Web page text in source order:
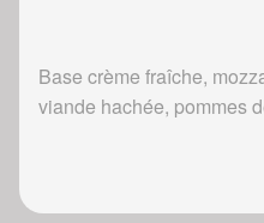
Base crème fraîche,
viande hachée, pommes